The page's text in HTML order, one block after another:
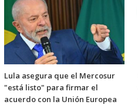
Lula asegura que el Mercosur
"está listo" para firmar el
acuerdo con la Unión Europea